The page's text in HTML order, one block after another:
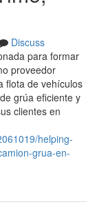
Discuss
para formar
proveedor
flota de vehículos
grúa eficiente y
clientes en
helping-
grua-en-